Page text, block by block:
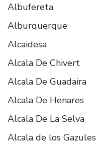
Albufereta
Alburquerque
Alcaidesa
Alcala De Chivert
Alcala De Guadaira
Alcala De Henares
Alcala De La Selva
Alcala de los Gazules